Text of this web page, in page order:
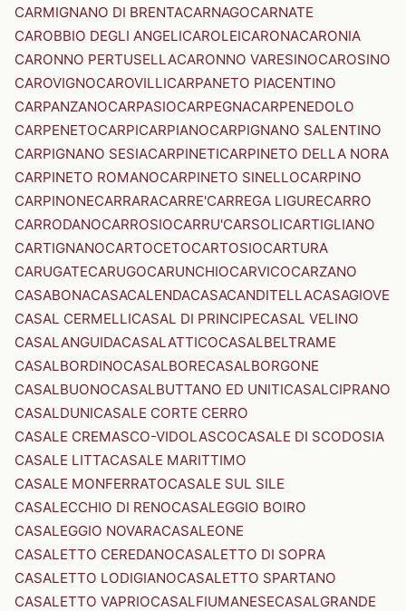
CARMIGNANO DI BRENTACARNAGOCARNATE
CAROBBIO DEGLI ANGELICAROLEICARONACARONIA
CARONNO PERTUSELLACARONNO VARESINOCAROSINO
CAROVIGNOCAROVILLICARPANETO PIACENTINO
CARPANZANOCARPASIOCARPEGNACARPENEDOLO
CARPENETOCARPICARPIANOCARPIGNANO SALENTINO
CARPIGNANO SESIACARPINETICARPINETO DELLA NORA
CARPINETO ROMANOCARPINETO SINELLOCARPINO
CARPINONECARRARACARRE'CARREGA LIGURECARRO
CARRODANOCARROSIOCARRU'CARSOLICARTIGLIANO
CARTIGNANOCARTOCETOCARTOSIOCARTURA
CARUGATECARUGOCARUNCHIOCARVICOCARZANO
CASABONACASACALENDACASACANDITELLACASAGIOVE
CASAL CERMELLICASAL DI PRINCIPECASAL VELINO
CASALANGUIDACASALATTICOCASALBELTRAME
CASALBORDINOCASALBORECASALBORGONE
CASALBUONOCASALBUTTANO ED UNITICASALCIPRANO
CASALDUNICASALE CORTE CERRO
CASALE CREMASCO-VIDOLASCOCASALE DI SCODOSIA
CASALE LITTACASALE MARITTIMO
CASALE MONFERRATOCASALE SUL SILE
CASALECCHIO DI RENOCASALEGGIO BOIRO
CASALEGGIO NOVARACASALEONE
CASALETTO CEREDANOCASALETTO DI SOPRA
CASALETTO LODIGIANOCASALETTO SPARTANO
CASALETTO VAPRIOCASALFIUMANESECASALGRANDE